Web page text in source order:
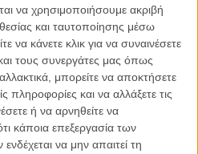
να χρησιμοποιήσουμε ακριβή
και ταυτοποίησης μέσω
κάνετε κλικ για να συναινέσετε
τους συνεργάτες μας όπως
μπορείτε να αποκτήσετε
και να αλλάξετε τις
ή να αρνηθείτε να
κάποια επεξεργασία των
να μην απαιτεί τη
Δεν σε κάνει
η επιτυχία. Είναι
επιφανειακό